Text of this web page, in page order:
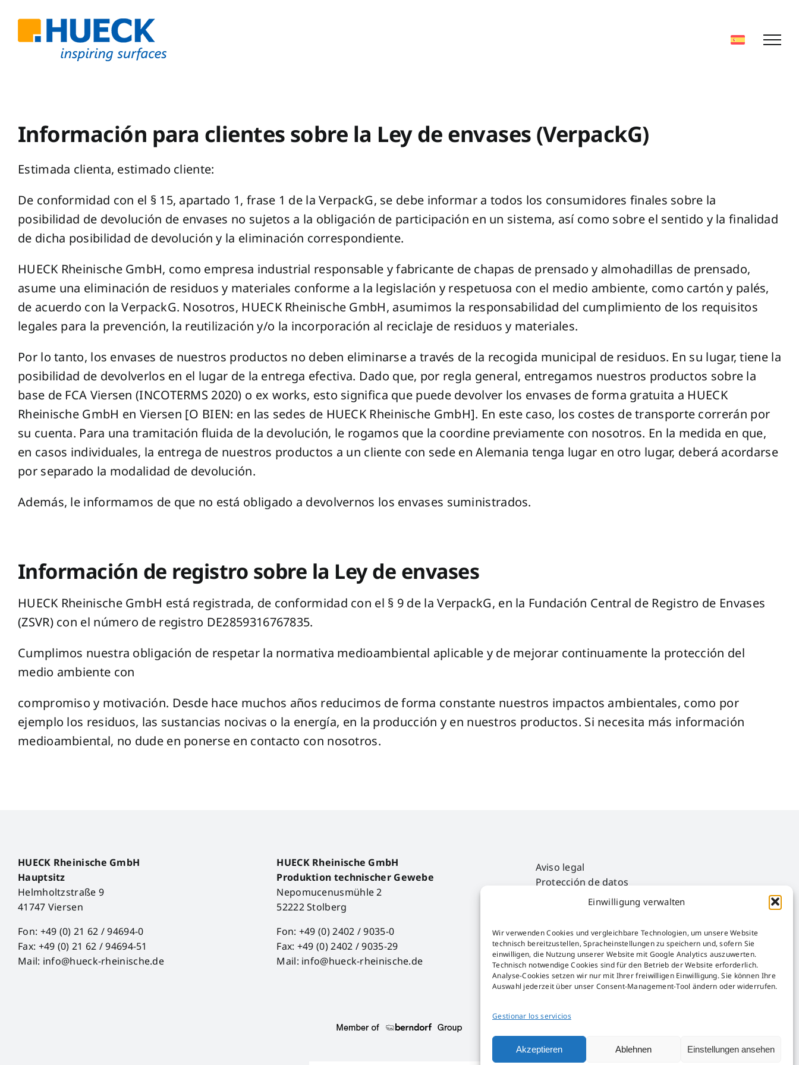
Einwilligung verwalten
Wir verwenden Cookies und vergleichbare Technologien, um unsere Website
technisch bereitzustellen, Spracheinstellungen zu speichern und, sofern Sie
einwilligen, die Nutzung unserer Website mit Google Analytics auszuwerten.
Technisch notwendige Cookies sind für den Betrieb der Website erforderlich.
Analyse-Cookies setzen wir nur mit Ihrer freiwilligen Einwilligung. Sie können Ihre
Auswahl jederzeit über unser Consent-Management-Tool ändern oder widerrufen.
Gestionar los servicios
Akzeptieren Ablehnen Einstellungen ansehen
content
Información para clientes sobre la Ley de envases (VerpackG)
Estimada clienta, estimado cliente:
De conformidad con el § 15, apartado 1, frase 1 de la VerpackG, se debe informar a todos los consumidores finales sobre la
posibilidad de devolución de envases no sujetos a la obligación de participación en un sistema, así como sobre el sentido y la finalidad
de dicha posibilidad de devolución y la eliminación correspondiente.
HUECK Rheinische GmbH, como empresa industrial responsable y fabricante de chapas de prensado y almohadillas de prensado,
asume una eliminación de residuos y materiales conforme a la legislación y respetuosa con el medio ambiente, como cartón y palés,
de acuerdo con la VerpackG. Nosotros, HUECK Rheinische GmbH, asumimos la responsabilidad del cumplimiento de los requisitos
legales para la prevención, la reutilización y/o la incorporación al reciclaje de residuos y materiales.
Por lo tanto, los envases de nuestros productos no deben eliminarse a través de la recogida municipal de residuos. En su lugar, tiene la
posibilidad de devolverlos en el lugar de la entrega efectiva. Dado que, por regla general, entregamos nuestros productos sobre la
base de FCA Viersen (INCOTERMS 2020) o ex works, esto significa que puede devolver los envases de forma gratuita a HUECK
Rheinische GmbH en Viersen [O BIEN: en las sedes de HUECK Rheinische GmbH]. En este caso, los costes de transporte correrán por
su cuenta. Para una tramitación fluida de la devolución, le rogamos que la coordine previamente con nosotros. En la medida en que,
en casos individuales, la entrega de nuestros productos a un cliente con sede en Alemania tenga lugar en otro lugar, deberá acordarse
por separado la modalidad de devolución.
Además, le informamos de que no está obligado a devolvernos los envases suministrados.
Información de registro sobre la Ley de envases
HUECK Rheinische GmbH está registrada, de conformidad con el § 9 de la VerpackG, en la Fundación Central de Registro de Envases
(ZSVR) con el número de registro DE2859316767835.
Cumplimos nuestra obligación de respetar la normativa medioambiental aplicable y de mejorar continuamente la protección del
medio ambiente con
compromiso y motivación. Desde hace muchos años reducimos de forma constante nuestros impactos ambientales, como por
ejemplo los residuos, las sustancias nocivas o la energía, en la producción y en nuestros productos. Si necesita más información
medioambiental, no dude en ponerse en contacto con nosotros.
HUECK Rheinische GmbH
Hauptsitz
Helmholtzstraße 9
41747 Viersen
Fon: +49 (0) 21 62 / 94694-0
Fax: +49 (0) 21 62 / 94694-51
Mail: info@hueck-rheinische.de
HUECK Rheinische GmbH
Produktion technischer Gewebe
Nepomucenusmühle 2
52222 Stolberg
Fon: +49 (0) 2402 / 9035-0
Fax: +49 (0) 2402 / 9035-29
Mail: info@hueck-rheinische.de
Aviso legal
Protección de datos
Störfall-Information
Hinweisgeber-Kanal
Ley de envases